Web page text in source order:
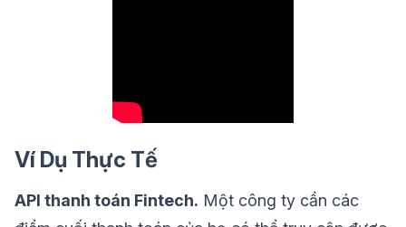
Ví Dụ Thực Tế
API thanh toán Fintech. Một công ty cần các